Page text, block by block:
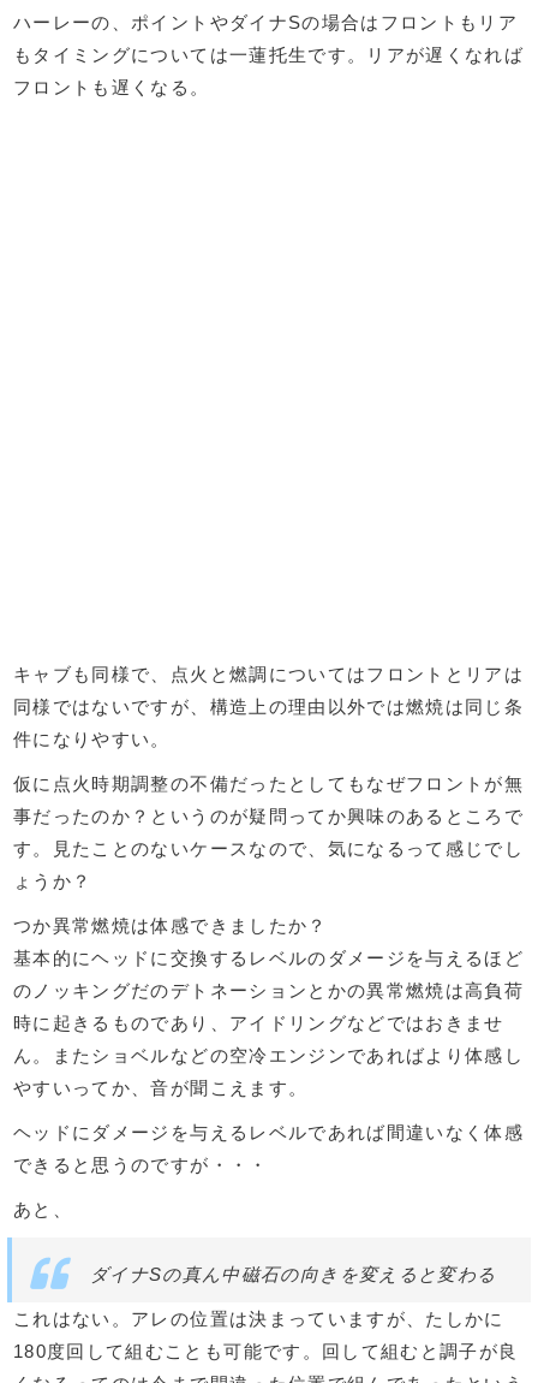
ハーレーの、ポイントやダイナSの場合はフロントもリア
もタイミングについては一蓮托生です。リアが遅くなれば
フロントも遅くなる。
キャブも同様で、点火と燃調についてはフロントとリアは
同様ではないですが、構造上の理由以外では燃焼は同じ条
件になりやすい。
仮に点火時期調整の不備だったとしてもなぜフロントが無
事だったのか？というのが疑問ってか興味のあるところで
す。見たことのないケースなので、気になるって感じでし
ょうか？
つか異常燃焼は体感できましたか？
基本的にヘッドに交換するレベルのダメージを与えるほど
のノッキングだのデトネーションとかの異常燃焼は高負荷
時に起きるものであり、アイドリングなどではおきませ
ん。またショベルなどの空冷エンジンであればより体感し
やすいってか、音が聞こえます。
ヘッドにダメージを与えるレベルであれば間違いなく体感
できると思うのですが・・・
あと、
ダイナSの真ん中磁石の向きを変えると変わる
これはない。アレの位置は決まっていますが、たしかに
180度回して組むことも可能です。回して組むと調子が良